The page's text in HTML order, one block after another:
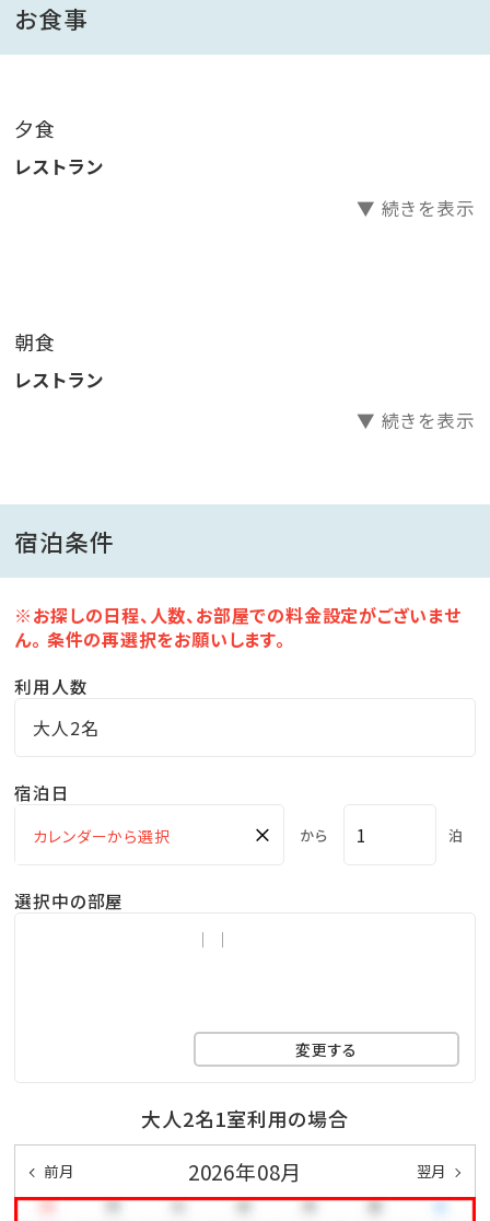
地元ブランド肉を陶板焼きで楽しめる、当館人気No．1
地元指宿の焼酎蔵元、全６蔵の銘柄も取り揃えました！
セルフ式の飲み放題でお楽しみください♪
※飲み放題は90分の時間制となりますが、
食事会場の都合上（21：00終了)、
20:00スタートの場合は60分となります。
ほかほかご飯にお味噌汁、卵焼き。
鹿児島名産のさつま揚げや、山川漬けなど、なぜかホッ
とする和食をお楽しみください。
■指宿名物 ～砂蒸し温泉～■
自慢の温泉を汲み上げた砂蒸し温泉は、体の芯からポ
全天候型なので雨の日も安心して楽しめます！
極上の癒し時間で、心も体もリラックス＆デトックス♪
＜ご利用時間＞
広々とした大浴場でのんびり入浴タイム♪
ゴムの木が生い茂るトロピカル感抜群の“洞窟風露天
砂蒸し温泉会場からは直接大浴場へ行けますので、汗
をさっぱりお流しくださいませ
南国気分を満喫しながら、癒しのひと時を♪
お食事
夕食
レストラン
▼ 続きを表示
朝食
レストラン
▼ 続きを表示
宿泊条件
※お探しの日程、人数、お部屋での料金設定がございませ
ん。 条件の再選択をお願いします。
利用人数
大人2名
宿泊日
× から 泊
選択中の部屋
変更する
大人2名1室利用の場合
前月 2026年08月 翌月